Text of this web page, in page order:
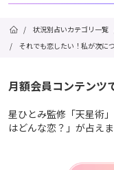
/ 状況別占いカテゴリ一覧
/
それでも恋したい！私が次に
月額会員コンテンツ
星ひとみ監修「天星術
はどんな恋？」が占えま